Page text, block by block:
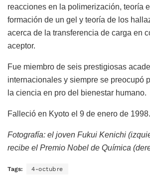
reacciones en la polimerización, teoría
formación de un gel y teoría de los
acerca de la transferencia de carga en
aceptor.
Fue miembro de seis prestigiosas
internacionales y siempre se preocupó
la ciencia en pro del bienestar humano.
Falleció en Kyoto el 9 de enero de 1998.
Fotografía: el joven Fukui Kenichi
recibe el Premio Nobel de Química
Tags: 4-octubre